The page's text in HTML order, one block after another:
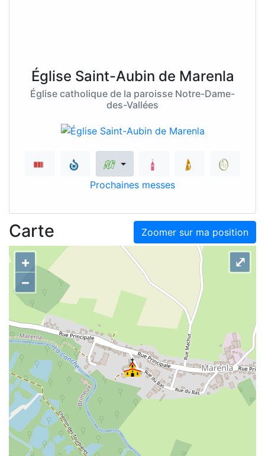
Église Saint-Aubin de Marenla
Église catholique de la paroisse Notre-Dame-
des-Vallées
Prochaines messes
Zoomer sur ma position
Carte
+
–
⤢